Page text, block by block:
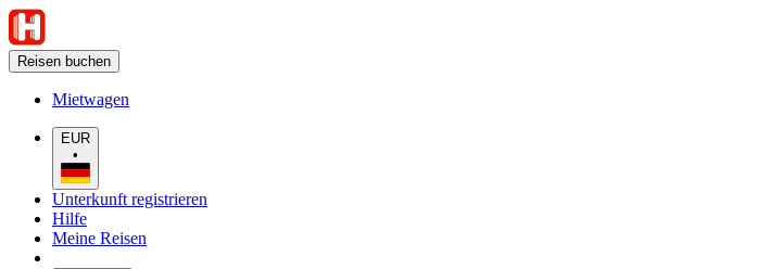
Reisen buchen
Mietwagen
EUR
•
Unterkunft registrieren
Hilfe
Meine Reisen